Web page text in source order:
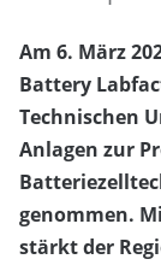
Am 6. März
Battery
Technischen
Anlagen zur
genommen.
stärkt der